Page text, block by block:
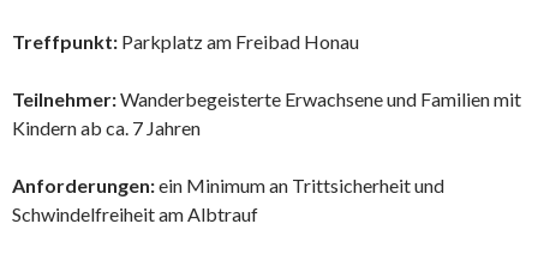
Treffpunkt: Parkplatz am Freibad Honau
Teilnehmer:Wanderbegeisterte Erwachsene und Familien mit
Kindern ab ca. 7 Jahren
Anforderungen:ein Minimum an Trittsicherheit und
Schwindelfreiheit am Albtrauf